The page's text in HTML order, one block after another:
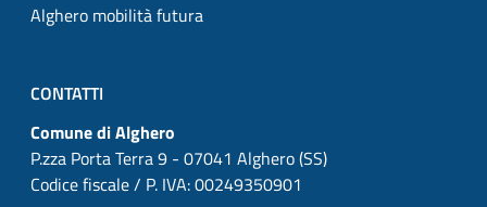
Alghero mobilità futura
CONTATTI
Comune di Alghero
P.zza Porta Terra 9 - 07041 Alghero (SS)
Codice fiscale / P. IVA: 00249350901